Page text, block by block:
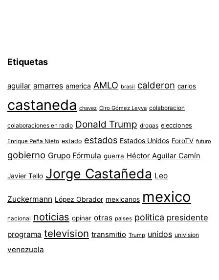
Etiquetas
aguilar amarres america AMLO brasil calderon carlos
castaneda chavez Ciro Gómez Leyva colaboracion
colaboraciones en radio Donald Trump drogas elecciones
Enrique Peña Nieto estado estados Estados Unidos ForoTV futuro
gobierno Grupo Fórmula guerra Héctor Aguilar Camín
Javier Tello Jorge Castañeda Leo
Zuckermann López Obrador mexicanos mexico
nacional noticias opinar otras paises politica presidente
programa television transmitio Trump unidos univision
venezuela